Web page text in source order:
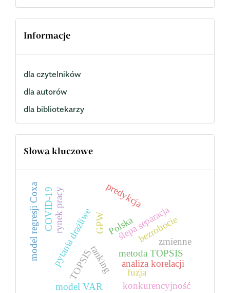
Informacje
dla czytelników
dla autorów
dla bibliotekarzy
Słowa kluczowe
ranking
pytania drażliwe ślepa separacja
metoda TOPSIS
predykcja
GPW bezrobocie
rynek pracy
TOPSIS
Polska
COVID-19
model regresji Coxa
analiza korelacji
fuzja
zmienne
konkurencyjność
model VAR